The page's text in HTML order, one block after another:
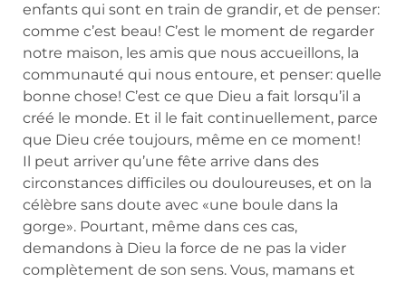
enfants qui sont en train de grandir, et de penser:
comme c’est beau! C’est le moment de regarder
notre maison, les amis que nous accueillons, la
communauté qui nous entoure, et penser: quelle
bonne chose! C’est ce que Dieu a fait lorsqu’il a
créé le monde. Et il le fait continuellement, parce
que Dieu crée toujours, même en ce moment!
Il peut arriver qu’une fête arrive dans des
circonstances difficiles ou douloureuses, et on la
célèbre sans doute avec «une boule dans la
gorge». Pourtant, même dans ces cas,
demandons à Dieu la force de ne pas la vider
complètement de son sens. Vous, mamans et